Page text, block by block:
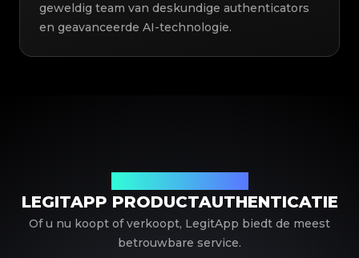
geweldig team van deskundige authenticators
en geavanceerde AI-technologie.
LEGITAPP PRODUCTAUTHENTICATIE
Of u nu koopt of verkoopt, LegitApp biedt de meest
betrouwbare service.